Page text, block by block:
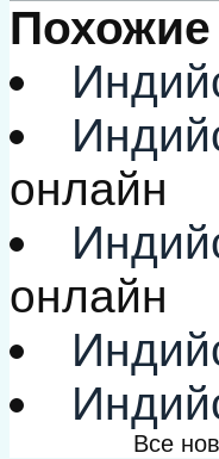
онлайн
онлайн
Все